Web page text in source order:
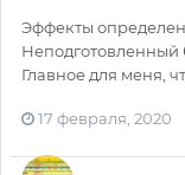
Эффекты
Неподготовленный
Главное для меня,
17 февраля, 2020